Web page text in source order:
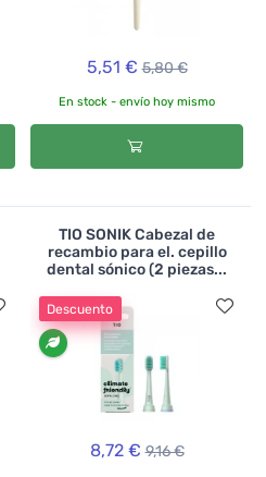
5,51 € 5,80 €
En stock - envío hoy mismo
TIO SONIK Cabezal de
recambio para el. cepillo
dental sónico (2 piezas...
Descuento
8,72 € 9,16 €